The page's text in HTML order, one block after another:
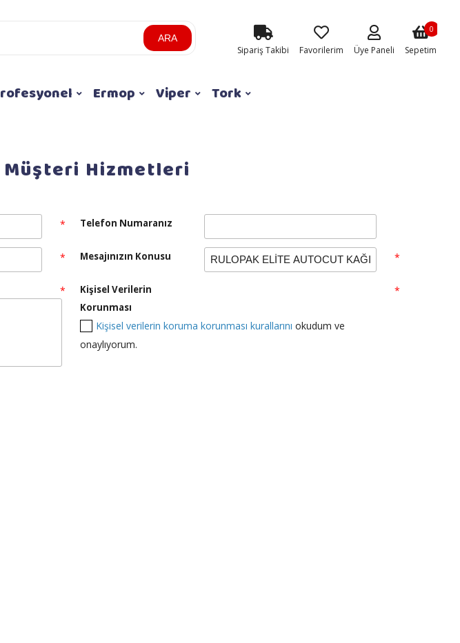
ARA
Sipariş Takibi Favorilerim Üye Paneli Sepetim
0
Ermop Viper Tork
Müşteri Hizmetleri
* Telefon Numaranız
* Mesajınızın Konusu *
*
Kişisel Verilerin
Korunması
Kişisel verilerin koruma korunması kurallarını okudum ve
onaylıyorum.
*